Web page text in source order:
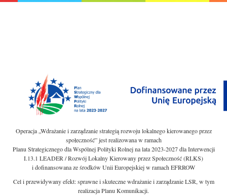
Operacja „Wdrażanie i zarządzanie strategią rozwoju lokalnego kierowanego przez
społeczność” jest realizowana w ramach
Planu Strategicznego dla Wspólnej Polityki Rolnej na lata 2023-2027 dla Interwencji
I.13.1 LEADER / Rozwój Lokalny Kierowany przez Społeczność (RLKS)
i dofinansowana ze środków Unii Europejskiej w ramach EFRROW
Cel i przewidywany efekt: sprawne i skuteczne wdrażanie i zarządzanie LSR, w tym
realizacja Planu Komunikacji.